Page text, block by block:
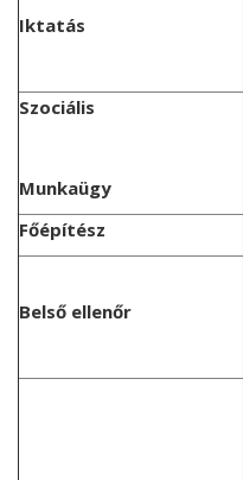
Iktatás
Szociális
Munkaügy
Főépítész
Belső ellenőr